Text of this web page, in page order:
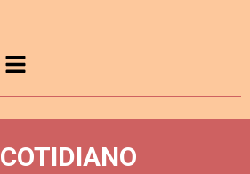
COTIDIANO